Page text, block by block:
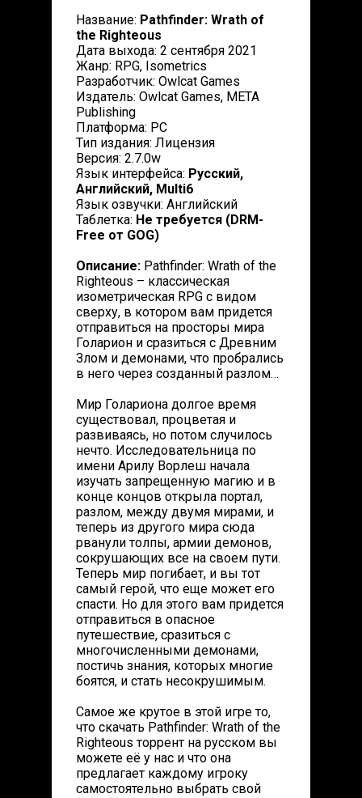
Название: Pathfinder: Wrath of
the Righteous
Дата выхода: 2 сентября 2021
Жанр: RPG, Isometrics
Разработчик: Owlcat Games
Издатель: Owlcat Games, META
Publishing
Платформа: PC
Тип издания: Лицензия
Версия: 2.7.0w
Язык интерфейса: Русский,
Английский, Multi6
Язык озвучки: Английский
Таблетка: Не требуется (DRM-
Free от GOG)
Описание: Pathfinder: Wrath of the
Righteous – классическая
изометрическая RPG с видом
сверху, в котором вам придется
отправиться на просторы мира
Голарион и сразиться с Древним
Злом и демонами, что пробрались
в него через созданный разлом…
Мир Голариона долгое время
существовал, процветая и
развиваясь, но потом случилось
нечто. Исследовательница по
имени Арилу Ворлеш начала
изучать запрещенную магию и в
конце концов открыла портал,
разлом, между двумя мирами, и
теперь из другого мира сюда
рванули толпы, армии демонов,
сокрушающих все на своем пути.
Теперь мир погибает, и вы тот
самый герой, что еще может его
спасти. Но для этого вам придется
отправиться в опасное
путешествие, сразиться с
многочисленными демонами,
постичь знания, которых многие
боятся, и стать несокрушимым.
Самое же крутое в этой игре то,
что скачать Pathfinder: Wrath of the
Righteous торрент на русском вы
можете её у нас и что она
предлагает каждому игроку
самостоятельно выбрать свой